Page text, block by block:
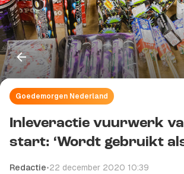
Goedemorgen Nederland
Inleveractie vuurwerk
start: ‘Wordt gebruikt
Redactie•22 december 2020 10:39